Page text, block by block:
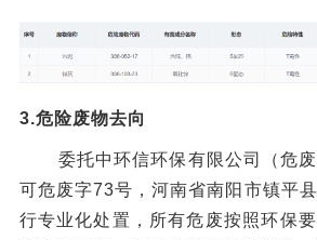
3.危险废物去向
委托中环信环保有限公司（危
可危废字73号，河南省南阳市镇平
行专业化处置，所有危废按照环保